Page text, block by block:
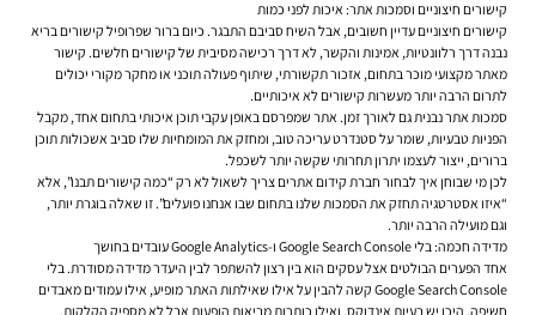
קישורים חיצוניים וסמכות אתר: איכות לפני כמות
קישורים חיצוניים עדיין חשובים, אבל השיח סביבם התבגר. כיום ברור שפרופיל קישורים בריא
נבנה דרך רלוונטיות, אמינות והקשר, לא דרך רכישה מסיבית של קישורים חלשים. קישור
מאתר מקצועי מוכר בתחום, אזכור תקשורתי, שיתוף פעולה תוכני או מחקר מקורי יכולים
לתרום הרבה יותר מעשרות קישורים לא איכותיים.
סמכות אתר נבנית גם לאורך זמן. אתר שמפרסם באופן עקבי תוכן איכותי בתחום אחד, מקבל
הפניות טבעיות, שומר על סטנדרט עריכה טוב, ומחזק את המומחיות שלו סביב אשכולות תוכן
ברורים, ייצור לעצמו יתרון תחרותי שקשה יותר לשכפל.
לכן מי שבוחן איך לבחור חברת קידום אתרים צריך לשאול לא רק “כמה קישורים תבנו”, אלא
“איזו אסטרטגיה תחזק את הסמכות שלנו בתחום שבו אנחנו פועלים”. זו שאלה בוגרת יותר,
וגם מועילה הרבה יותר.
מדידה חכמה: בלי Google Search Console ו-Google Analytics עובדים בחושך
אחד הפערים הבולטים אצל עסקים הוא בין רצון להשתפר לבין היעדר מדידה מסודרת. בלי
Google Search Console קשה להבין על אילו שאילתות האתר מופיע, אילו עמודים מאבדים
חשיפה, היכן יש בעיות אינדוקס, ואילו כותרות מביאות הופעות אבל לא מספיק הקלקות.